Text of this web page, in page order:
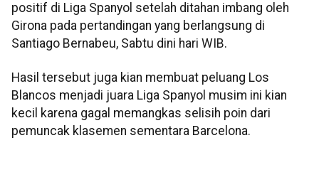
positif di Liga Spanyol setelah ditahan imbang oleh
Girona pada pertandingan yang berlangsung di
Santiago Bernabeu, Sabtu dini hari WIB.
Hasil tersebut juga kian membuat peluang Los
Blancos menjadi juara Liga Spanyol musim ini kian
kecil karena gagal memangkas selisih poin dari
pemuncak klasemen sementara Barcelona.